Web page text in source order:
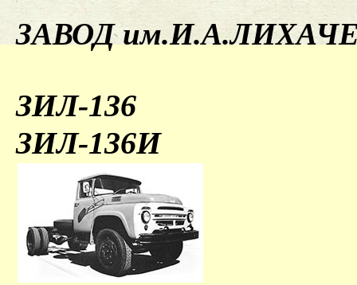
ЗАВОД
ЗИЛ-136
ЗИЛ-136И